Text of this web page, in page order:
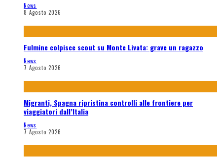
News
8 Agosto 2026
Fulmine colpisce scout su Monte Livata: grave un ragazzo
News
7 Agosto 2026
Migranti, Spagna ripristina controlli alle frontiere per
viaggiatori dall’Italia
News
7 Agosto 2026